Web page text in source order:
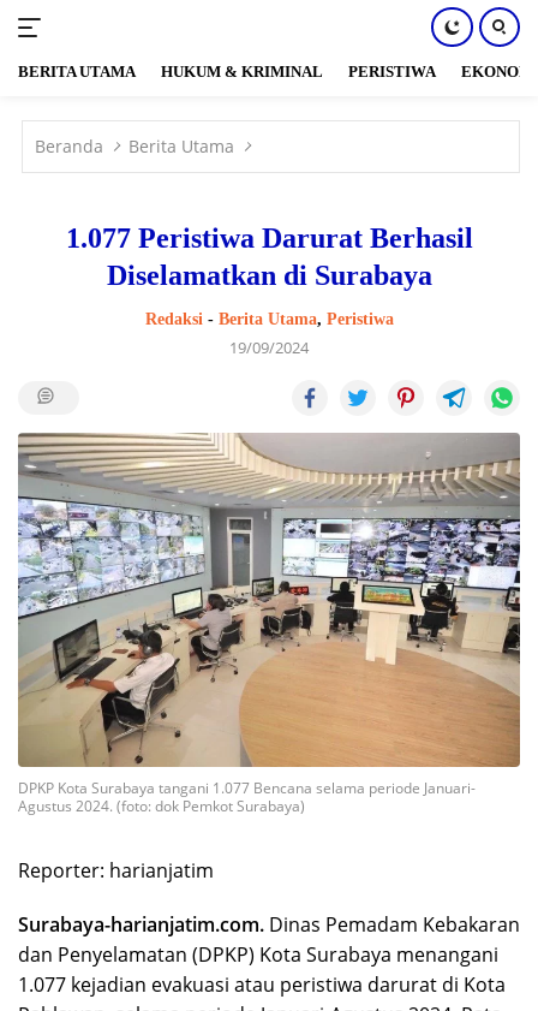
konten
BERITA UTAMA HUKUM & KRIMINAL PERISTIWA EKONOMI
Beranda Berita Utama
1.077 Peristiwa Darurat Berhasil
Diselamatkan di Surabaya
Redaksi- Berita Utama, Peristiwa
19/09/2024
DPKP Kota Surabaya tangani 1.077 Bencana selama periode Januari-
Agustus 2024. (foto: dok Pemkot Surabaya)
Reporter: harianjatim
Surabaya-harianjatim.com. Dinas Pemadam Kebakaran
dan Penyelamatan (DPKP) Kota Surabaya menangani
1.077 kejadian evakuasi atau peristiwa darurat di Kota